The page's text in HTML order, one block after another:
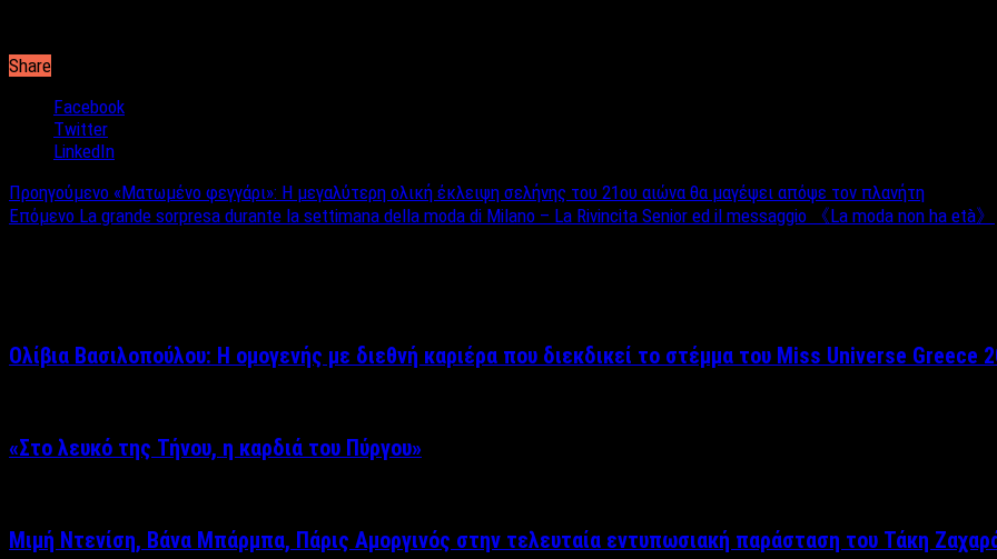
Share
Facebook
Twitter
LinkedIn
Προηγούμενο «Ματωμένο φεγγάρι»: Η μεγαλύτερη ολική έκλειψη σελήνης του 21ου αιώνα θα μαγέψει απόψε τον πλανήτη
Επόμενο La grande sorpresa durante la settimana della moda di Milano – La Rivincita Senior ed il messaggio 《La moda non ha età》
Ολίβια Βασιλοπούλου: Η ομογενής με διεθνή καριέρα που διεκδικεί το στέμμα του Miss Universe Greece
«Στο λευκό της Τήνου, η καρδιά του Πύργου»
Μιμή Ντενίση, Βάνα Μπάρμπα, Πάρις Αμοργινός στην τελευταία εντυπωσιακή παράσταση του Τάκη